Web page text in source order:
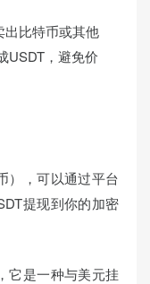
出比特币或其他
USDT，避免价
），可以通过平台
提现到你的加密
它是一种与美元挂